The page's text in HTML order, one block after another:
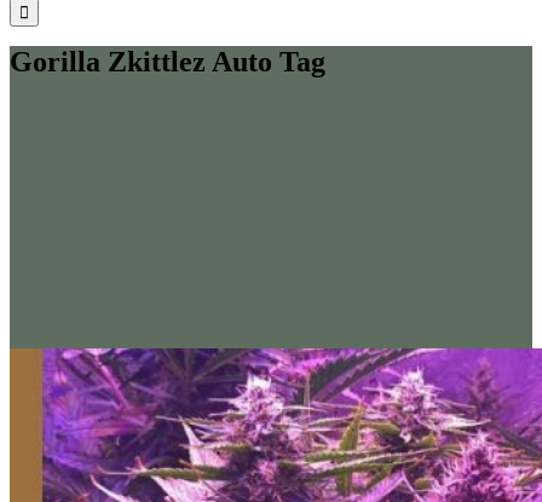
Gorilla Zkittlez Auto Tag